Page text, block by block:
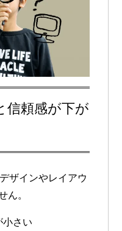
信頼感が下が
ザインやレイアウ
ん。
小さい